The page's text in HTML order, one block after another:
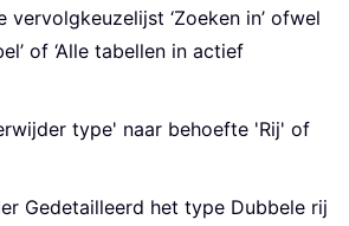
vervolgkeuzelijst ‘Zoeken in’ ofwel
of ‘Alle tabellen in actief
type' naar behoefte 'Rij' of
Gedetailleerd het type Dubbele rij